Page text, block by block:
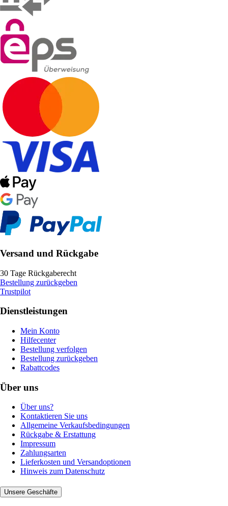
Versand und Rückgabe
30 Tage Rückgaberecht
Bestellung zurückgeben
Trustpilot
Dienstleistungen
Mein Konto
Hilfecenter
Bestellung verfolgen
Bestellung zurückgeben
Rabattcodes
Über uns
Über uns?
Kontaktieren Sie uns
Allgemeine Verkaufsbedingungen
Rückgabe & Erstattung
Impressum
Zahlungsarten
Lieferkosten und Versandoptionen
Hinweis zum Datenschutz
Unsere Geschäfte